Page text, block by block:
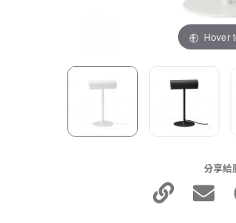
Hover
分享給